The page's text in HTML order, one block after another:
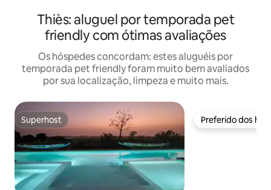
Thiès: aluguel por temporada pet
friendly com ótimas avaliações
Os hóspedes concordam: estes aluguéis por
temporada pet friendly foram muito bem avaliados
por sua localização, limpeza e muito mais.
Superhost
Superhost Preferido dos
Preferido dos